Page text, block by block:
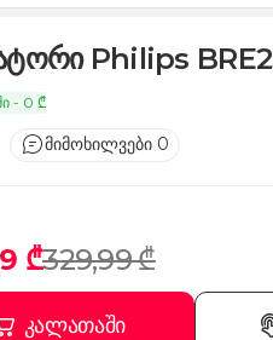
Philips
- 0 ₾
მიმოხილვები 0
₾329,99 ₾
კალათაში